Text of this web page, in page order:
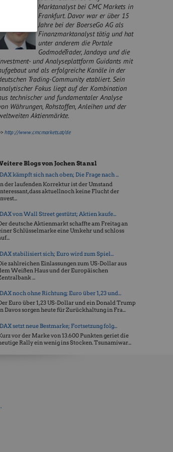
Marktanalyst bei CMC Markets in
Frankfurt. Davor war er über 15
Jahre bei der BoerseGo AG als
Finanzmarktanalyst tätig und hat
unter anderem die Portale
GodmodeTrader, Jandaya und die
und Analyseplattform Guidants mit
und als erfolgreiche Kanäle in der
Trading-Community etabliert. Sein
Fokus liegt auf der Kombination
technischer und fundamentaler Analyse
Währungen, Rohstoffen, Anleihen und der
Aktienmärkte.
http://www.cmcmarkets.at/de
Blogs von Jochen Stanzl
kämpft sich nach oben; Die Frage nach ...
der laufenden Korrektur ist der Umstand
dass aktuellnoch keine Flucht der
von Wall Street gestützt; Aktien kaufe...
deutsche Aktienmarkt schaffte am Freitag an
Schlüsselmarke eine Umkehr und schloss
stabilisiert sich; Euro wird zum Spiel...
zahlreichen Einlassungen zum US-Dollar aus
Weißen Haus und der Europäischen
...
noch ohne Richtung; Euro über 1,23 und...
Euro über 1,23 US-Dollar und ein Donald Trump
Davos sorgen heute für Zurückhaltung in Fra...
setzt neue Bestmarke; Fortsetzung folg...
vor der Marke von 13.600 Punkten geriet die
Rally ein wenig ins Stocken. Tsunamiwar...